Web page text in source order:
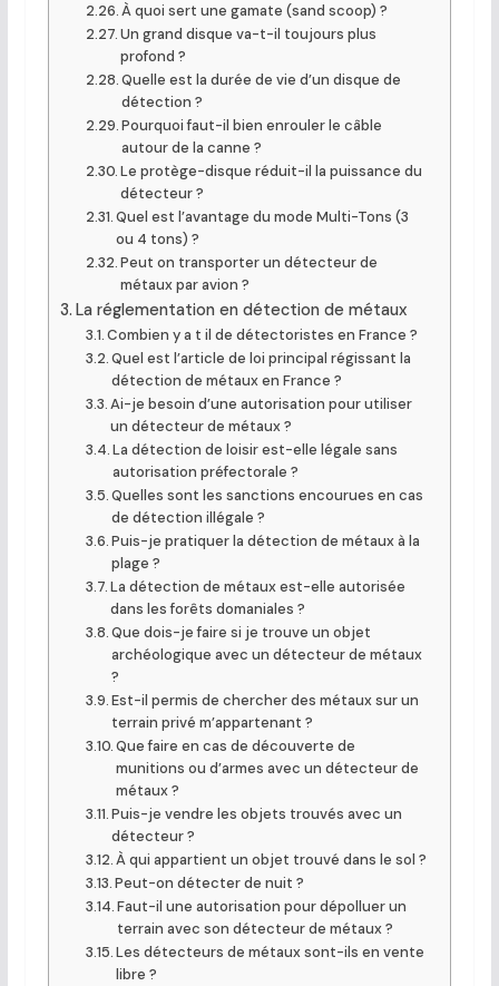
À quoi sert une gamate (sand scoop) ?
Un grand disque va-t-il toujours plus
profond ?
Quelle est la durée de vie d’un disque de
détection ?
Pourquoi faut-il bien enrouler le câble
autour de la canne ?
Le protège-disque réduit-il la puissance du
détecteur ?
Quel est l’avantage du mode Multi-Tons (3
ou 4 tons) ?
Peut on transporter un détecteur de
métaux par avion ?
La réglementation en détection de métaux
Combien y a t il de détectoristes en France ?
Quel est l’article de loi principal régissant la
détection de métaux en France ?
Ai-je besoin d’une autorisation pour utiliser
un détecteur de métaux ?
La détection de loisir est-elle légale sans
autorisation préfectorale ?
Quelles sont les sanctions encourues en cas
de détection illégale ?
Puis-je pratiquer la détection de métaux à la
plage ?
La détection de métaux est-elle autorisée
dans les forêts domaniales ?
Que dois-je faire si je trouve un objet
archéologique avec un détecteur de métaux
?
Est-il permis de chercher des métaux sur un
terrain privé m’appartenant ?
Que faire en cas de découverte de
munitions ou d’armes avec un détecteur de
métaux ?
Puis-je vendre les objets trouvés avec un
détecteur ?
À qui appartient un objet trouvé dans le sol ?
Peut-on détecter de nuit ?
Faut-il une autorisation pour dépolluer un
terrain avec son détecteur de métaux ?
Les détecteurs de métaux sont-ils en vente
libre ?